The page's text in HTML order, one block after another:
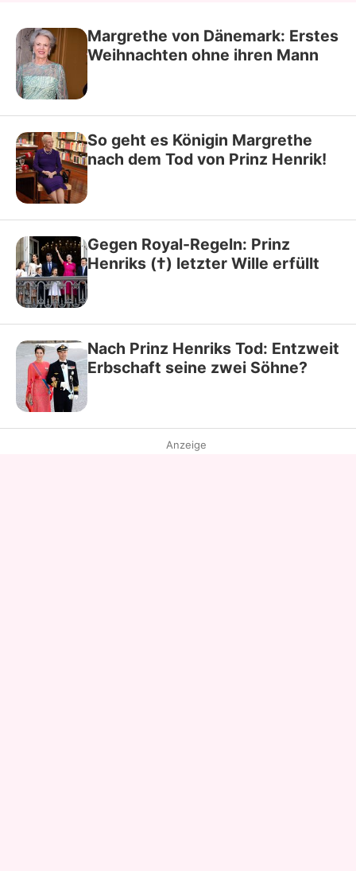
Margrethe von Dänemark: Erstes
Weihnachten ohne ihren Mann
So geht es Königin Margrethe
nach dem Tod von Prinz Henrik!
Gegen Royal-Regeln: Prinz
Henriks (†) letzter Wille erfüllt
Nach Prinz Henriks Tod: Entzweit
Erbschaft seine zwei Söhne?
Anzeige